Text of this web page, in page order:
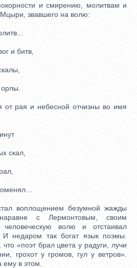
и смирению, молитвам и
звавшего на волю:
и битв,
рая и небесной отчизны во имя
скал,
воплощением безумной жажды
с Лермонтовым, своим
волю и отстаивал
недаром так богат язык поэмы.
«поэт брал цвета у радуги, лучи
грохот у громов, гул у ветров».
в этом.